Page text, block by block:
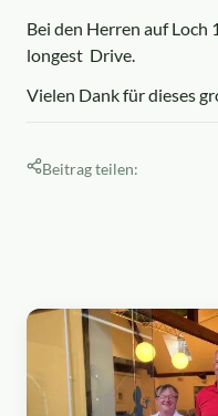
Bei den Herren auf Loch
longest Drive.
Vielen Dank für dieses
Beitrag teilen: